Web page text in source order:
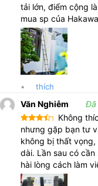
sao
tải lớn, điểm cộng
mua sp của
• thích
Văn Nghiễm Đã
Được
xếp
hạng4
5 sao
Không
nhưng gặp bạn tư
không bị thất vọng,
dài. Lần sau có
hài lòng cách làm